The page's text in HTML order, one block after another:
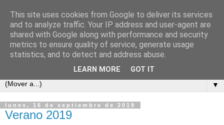
COSAS MIAS
Cuaderno de apuntes, opiniones, reflexiones y embustes de
Celso Pareja-Obregón López-Pazo y familia.
▼
lunes, 16 de septiembre de 2019
Verano 2019
This site uses cookies from Google to deliver its services
and to analyze traffic. Your IP address and user-agent are
shared with Google along with performance and security
metrics to ensure quality of service, generate usage
statistics, and to detect and address abuse.
LEARN MORE GOT IT